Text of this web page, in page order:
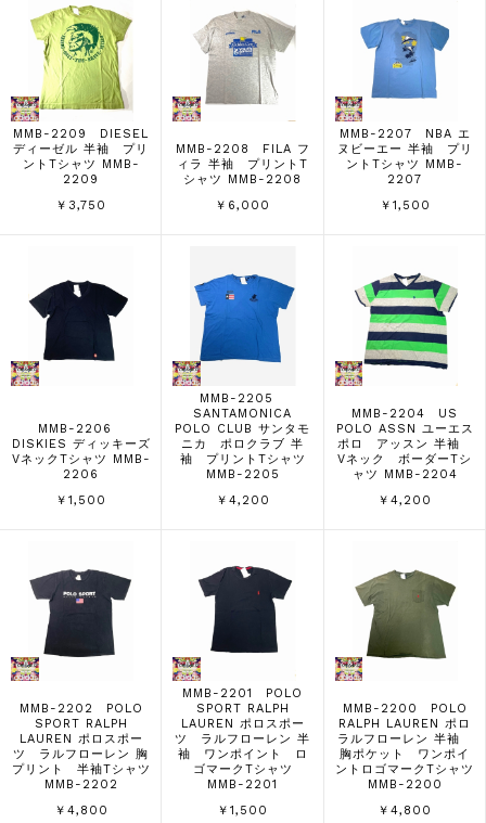
MMB-2209 DIESEL
ディーゼル 半袖 プリ
ントTシャツ MMB-
2209
￥3,750
MMB-2208 FILA フ
ィラ 半袖 プリントT
シャツ MMB-2208
￥6,000
MMB-2207 NBA エ
ヌビーエー 半袖 プリ
ントTシャツ MMB-
2207
￥1,500
MMB-2206
DISKIES ディッキーズ
VネックTシャツ MMB-
2206
￥1,500
MMB-2205
SANTAMONICA
POLO CLUB サンタモ
ニカ ポロクラブ 半
袖 プリントTシャツ
MMB-2205
￥4,200
MMB-2204 US
POLO ASSN ユーエス
ポロ アッスン 半袖
Vネック ボーダーTシ
ャツ MMB-2204
￥4,200
MMB-2202 POLO
SPORT RALPH
LAUREN ポロスポー
ツ ラルフローレン 胸
プリント 半袖Tシャツ
MMB-2202
￥4,800
MMB-2201 POLO
SPORT RALPH
LAUREN ポロスポー
ツ ラルフローレン 半
袖 ワンポイント ロ
ゴマークTシャツ
MMB-2201
￥1,500
MMB-2200 POLO
RALPH LAUREN ポロ
ラルフローレン 半袖
胸ポケット ワンポイ
ントロゴマークTシャツ
MMB-2200
￥4,800